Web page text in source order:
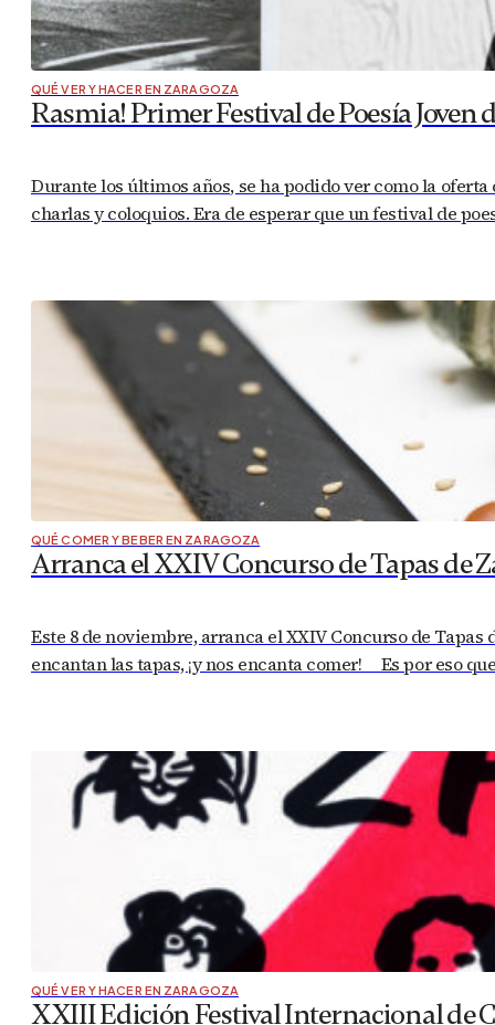
QUÉ VER Y HACER EN ZARAGOZA
Rasmia! Primer Festival de Poesía Joven
Durante los últimos años, se ha podido ver como la
charlas y coloquios. Era de esperar que un festival de
QUÉ COMER Y BEBER EN ZARAGOZA
Arranca el XXIV Concurso de Tapas de
Este 8 de noviembre, arranca el XXIV Concurso de
encantan las tapas, ¡y nos encanta comer! Es por eso
QUÉ VER Y HACER EN ZARAGOZA
XXIII Edición Festival Internacional de